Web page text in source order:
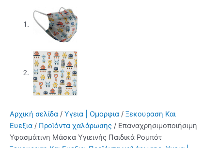
Αρχική σελίδα / Υγεια | Ομορφια / Ξεκουραση Και
Ευεξια / Προϊόντα χαλάρωσης / Επαναχρησιμοποιήσιμη
Υφασμάτινη Μάσκα Υγιεινής Παιδικά Ρομπότ